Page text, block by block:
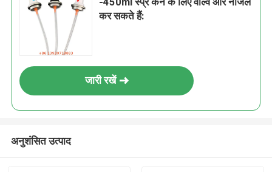
कर सकते हैं:
जारी रखें
अनुशंसित उत्पाद